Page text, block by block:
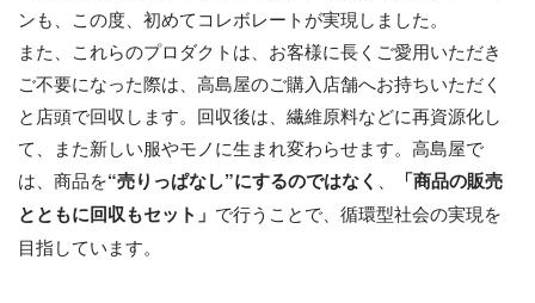
ンも、この度、初めてコレボレートが実現しました。
また、これらのプロダクトは、お客様に長くご愛用いただき
ご不要になった際は、高島屋のご購入店舗へお持ちいただく
と店頭で回収します。回収後は、繊維原料などに再資源化し
て、また新しい服やモノに生まれ変わらせます。高島屋で
は、商品を“売りっぱなし”にするのではなく 「商品の販売
とともに回収もセット」 で行うことで、循環型社会の実現を
目指しています。